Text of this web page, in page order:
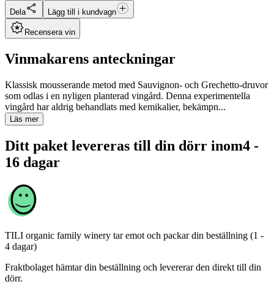
Dela Lägg till i kundvagn
Recensera vin
Vinmakarens anteckningar
Klassisk mousserande metod med Sauvignon- och Grechetto-druvor
som odlas i en nyligen planterad vingård. Denna experimentella
vingård har aldrig behandlats med kemikalier, bekämpn...
Läs mer
Ditt paket levereras till din dörr inom4 -
16 dagar
TILI organic family winery tar emot och packar din beställning (1 -
4 dagar)
Fraktbolaget hämtar din beställning och levererar den direkt till din
dörr.